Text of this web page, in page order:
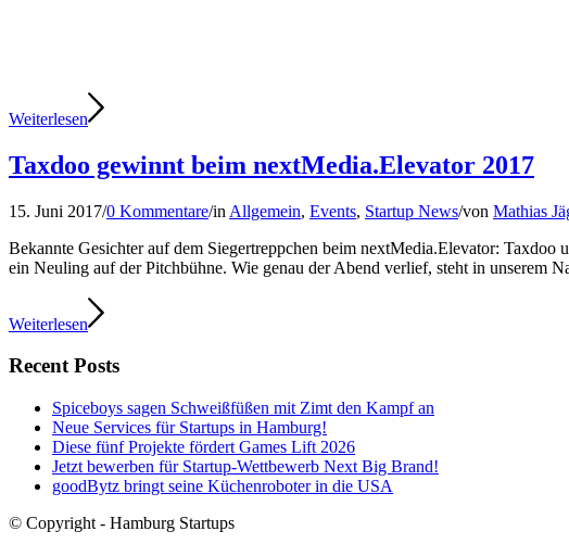
Weiterlesen
Taxdoo gewinnt beim nextMedia.Elevator 2017
15. Juni 2017/0 Kommentare/in Allgemein, Events, Startup News/von Mathias
Bekannte Gesichter auf dem Siegertreppchen beim nextMedia.Elevator:
ein Neuling auf der Pitchbühne. Wie genau der Abend verlief, steht in unserem
Weiterlesen
Recent Posts
Spiceboys sagen Schweißfüßen mit Zimt den Kampf an
Neue Services für Startups in Hamburg!
Diese fünf Projekte fördert Games Lift 2026
Jetzt bewerben für Startup-Wettbewerb Next Big Brand!
goodBytz bringt seine Küchenroboter in die USA
© Copyright - Hamburg Startups